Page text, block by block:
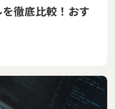
徹底比較！おす